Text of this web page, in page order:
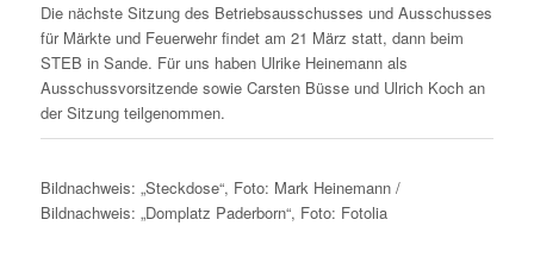
Die nächste Sitzung des Betriebsausschusses und Ausschusses
für Märkte und Feuerwehr findet am 21 März statt, dann beim
STEB in Sande. Für uns haben Ulrike Heinemann als
Ausschussvorsitzende sowie Carsten Büsse und Ulrich Koch an
der Sitzung teilgenommen.
Bildnachweis: „Steckdose“, Foto: Mark Heinemann /
Bildnachweis: „Domplatz Paderborn“, Foto: Fotolia